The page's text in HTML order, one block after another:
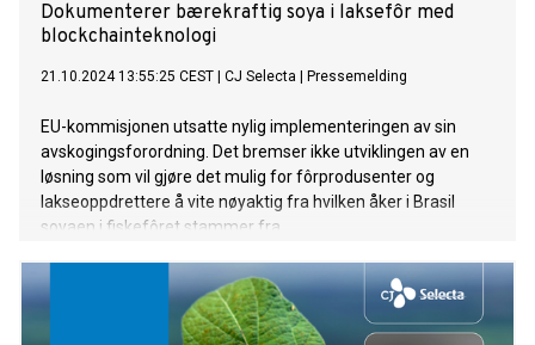
Dokumenterer bærekraftig soya i laksefôr med
blockchainteknologi
21.10.2024 13:55:25 CEST CJ Selecta Pressemelding
EU-kommisjonen utsatte nylig implementeringen av sin
avskogingsforordning. Det bremser ikke utviklingen av en
løsning som vil gjøre det mulig for fôrprodusenter og
lakseoppdrettere å vite nøyaktig fra hvilken åker i Brasil
soyaen i fiskefôret stammer fra.